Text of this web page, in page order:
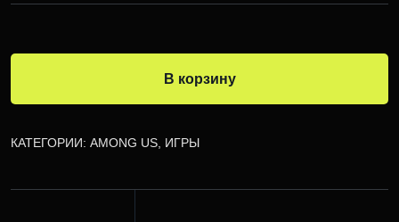
В корзину
КАТЕГОРИИ: AMONG US ИГРЫ